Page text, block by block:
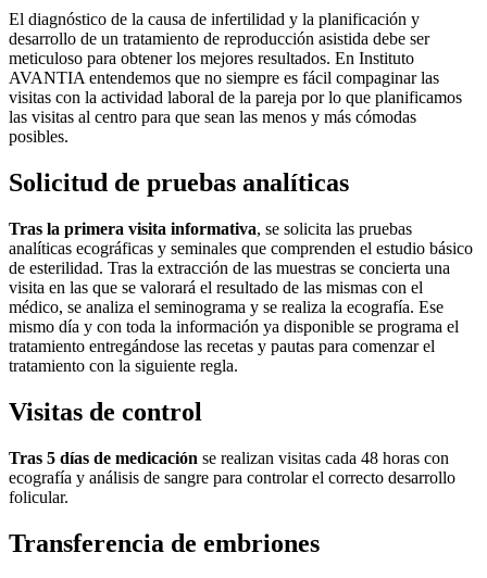
El diagnóstico de la causa de infertilidad y la planificación y
desarrollo de un tratamiento de reproducción asistida debe ser
meticuloso para obtener los mejores resultados. En Instituto
AVANTIA entendemos que no siempre es fácil compaginar las
visitas con la actividad laboral de la pareja por lo que planificamos
las visitas al centro para que sean las menos y más cómodas
posibles.
Solicitud de pruebas analíticas
Tras la primera visita informativa, se solicita las pruebas
analíticas ecográficas y seminales que comprenden el estudio básico
de esterilidad. Tras la extracción de las muestras se concierta una
visita en las que se valorará el resultado de las mismas con el
médico, se analiza el seminograma y se realiza la ecografía. Ese
mismo día y con toda la información ya disponible se programa el
tratamiento entregándose las recetas y pautas para comenzar el
tratamiento con la siguiente regla.
Visitas de control
Tras 5 días de medicación se realizan visitas cada 48 horas con
ecografía y análisis de sangre para controlar el correcto desarrollo
folicular.
Transferencia de embriones